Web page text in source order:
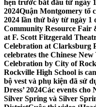
hẹn trước bắt đầu từ ngày
2024Quận Montgomery tổ
2024 lần thứ bảy từ ngày 1
Community Resource Fair
at F. Scott Fitzgerald
Celebration at Clarksburg
celebrates the Chinese New
Celebration by City of
Rockville High School is
bộ vest và phụ kiện đã sử
Dress’ 2024Các events cho
Silver Spring và Silver